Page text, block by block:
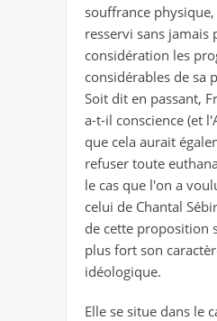
souffrance
resservi sans jamais
considération les
considérables de sa
Soit dit en passant,
a-t-il conscience (et
que cela aurait
refuser toute
le cas que l'on a
celui de Chantal
de cette proposition
plus fort son
idéologique.
Elle se situe dans le